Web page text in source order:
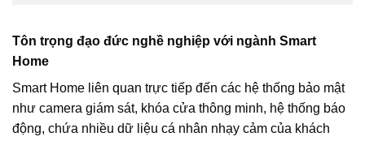
Tôn trọng đạo đức nghề nghiệp với ngành Smart
Home
Smart Home liên quan trực tiếp đến các hệ thống bảo mật
như camera giám sát, khóa cửa thông minh, hệ thống báo
động, chứa nhiều dữ liệu cá nhân nhạy cảm của khách